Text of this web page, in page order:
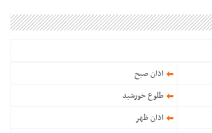
اذان صبح
طلوع خورشید
اذان ظهر